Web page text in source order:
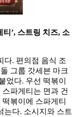
’, 스트링 치즈, 소
다. 편의점 음식 조
그룹 갓세븐 마크
었다. 우선 떡볶이
파게티는 면과 건
볶이에 스파게티
는다. 소시지와 스트